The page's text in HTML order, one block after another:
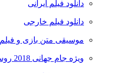
دانلود فیلم ایرانی
دانلود فیلم خارجی
موسیقی متن بازی و فیلم
ویژه جام جهانی 2018 روسیه